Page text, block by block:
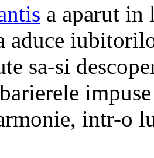
a aparut in
aduce
sa-si
intr-o